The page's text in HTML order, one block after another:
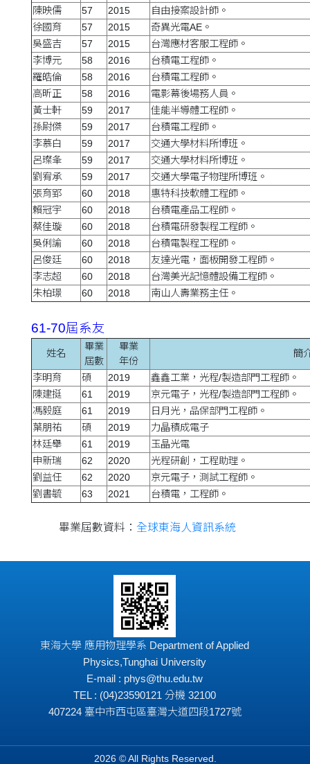
陳映儒
57 2015
自由接案設計師。
徐國育
57 2015
奇異光電AE。
吳盛吉
57 2015
台灣應材客服工程師。
李博元
58 2016
台積電工程師。
羅皓倫
58 2016
台積電工程師。
高昕正
58 2016
電影幕後場務人員。
黃士軒
59 2017
佳能半導體工程師。
孫尉傑
59 2017
台積電工程師。
李慕白
59 2017
交通大學材料所博班。
呂璨夆
59 2017
交通大學材料所博班。
劉宥承
59 2017
交通大學電子物理所博班。
張育郢
60 2018
惠特科技軟體工程師。
賴冠宇
60 2018
台積電產品工程師。
蔡佳璇
60 2018
台積電研發製程工程師。
吳俐諭
60 2018
台積電製程工程師。
呂俊廷
60 2018
友達光電，面板開發工程師。
李志超
60 2018
台灣美光記憶體設備工程師。
朱柏璟
60 2018 南山人壽業務主任。
61-70屆系友
姓名
畢業
屆數
畢業
年份
簡
李明育 碩 2019
鑫鑫工業，光程/製造部門工程師。
陳建挺
61 2019
京元電子，光程/製造部門工程師。
馮毅庭
61 2019
日月光，品保部門工程師。
葉朋祐
碩 2019
力晶積成電子
林廷舉
61 2019
玉晶光電
申新瑞
62 2020
光程研創，工程助理。
劉益任
62 2020
京元電子，測試工程師。
劉書毓
63 2021 台積電，工程師。
畢業屆數資料： 全球東海人資訊系統
東海大學 應用物理學系 Department of Applied
Physics,Tunghai University
E-mail : phys@thu.edu.tw
TEL : (04)23590121 分機 32100
407224 臺中市西屯區臺灣大道四段1727號
2026 © All Rights Reserved.